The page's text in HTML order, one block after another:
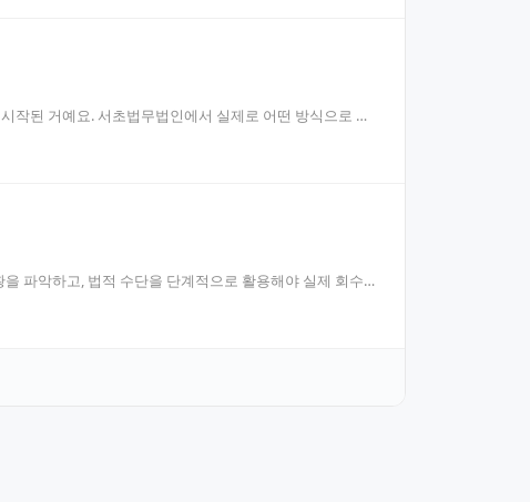
작된 거예요. 서초법무법인에서 실제로 어떤 방식으로 미
파악하고, 법적 수단을 단계적으로 활용해야 실제 회수로